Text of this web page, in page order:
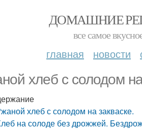
ДОМАШНИЕ
все самое
главная новости
хлеб с солодом
хлеб с солодом на закваске.
на солоде без дрожжей.